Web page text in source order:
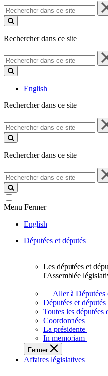
Rechercher
dans
ce
Rechercher dans ce site
Rechercher
dans
ce
English
Rechercher dans ce site
Rechercher
dans
ce
Rechercher dans ce site
Rechercher
dans
ce
site
Menu Fermer
English
Députées et députés
députés
vous
représentent
sein
de
l'Assemblée
législative
Les députées et
l'Assemblée
Aller à Députées
Députées et députés
Toutes les députées
Coordonnées
La présidente
In memoriam
Fermer
Affaires législatives